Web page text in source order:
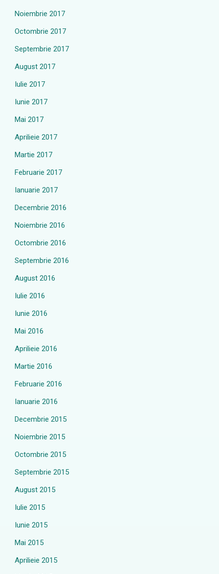
Noiembrie 2017
Octombrie 2017
Septembrie 2017
August 2017
Iulie 2017
Iunie 2017
Mai 2017
Aprilieie 2017
Martie 2017
Februarie 2017
Ianuarie 2017
Decembrie 2016
Noiembrie 2016
Octombrie 2016
Septembrie 2016
August 2016
Iulie 2016
Iunie 2016
Mai 2016
Aprilieie 2016
Martie 2016
Februarie 2016
Ianuarie 2016
Decembrie 2015
Noiembrie 2015
Octombrie 2015
Septembrie 2015
August 2015
Iulie 2015
Iunie 2015
Mai 2015
Aprilieie 2015